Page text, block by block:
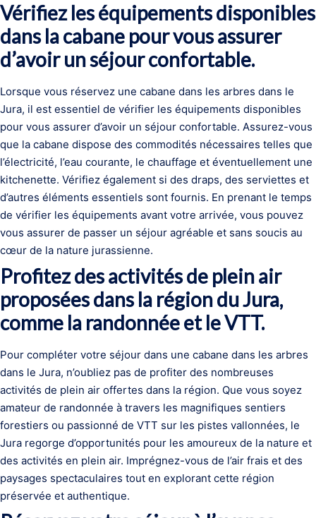
Vérifiez les équipements disponibles
dans la cabane pour vous assurer
d’avoir un séjour confortable.
Lorsque vous réservez une cabane dans les arbres dans le
Jura, il est essentiel de vérifier les équipements disponibles
pour vous assurer d’avoir un séjour confortable. Assurez-vous
que la cabane dispose des commodités nécessaires telles que
l’électricité, l’eau courante, le chauffage et éventuellement une
kitchenette. Vérifiez également si des draps, des serviettes et
d’autres éléments essentiels sont fournis. En prenant le temps
de vérifier les équipements avant votre arrivée, vous pouvez
vous assurer de passer un séjour agréable et sans soucis au
cœur de la nature jurassienne.
Profitez des activités de plein air
proposées dans la région du Jura,
comme la randonnée et le VTT.
Pour compléter votre séjour dans une cabane dans les arbres
dans le Jura, n’oubliez pas de profiter des nombreuses
activités de plein air offertes dans la région. Que vous soyez
amateur de randonnée à travers les magnifiques sentiers
forestiers ou passionné de VTT sur les pistes vallonnées, le
Jura regorge d’opportunités pour les amoureux de la nature et
des activités en plein air. Imprégnez-vous de l’air frais et des
paysages spectaculaires tout en explorant cette région
préservée et authentique.